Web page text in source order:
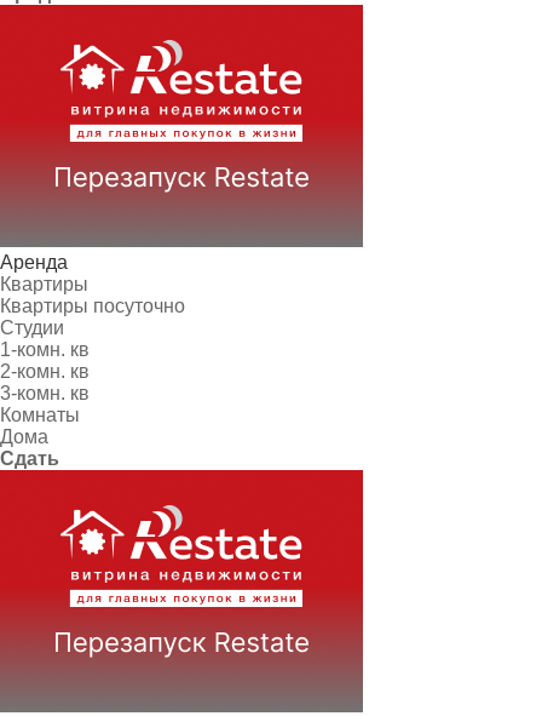
Аренда
Квартиры
Квартиры посуточно
Студии
1-комн. кв
2-комн. кв
3-комн. кв
Комнаты
Дома
Сдать